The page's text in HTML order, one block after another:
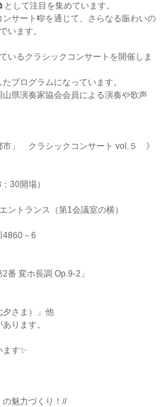
して注目を集めています。
サート🎼を通じて、さらなる賑わいの
います。
いるクラシックコンサートを開催しま
プログラムになっています。
県演奏家協会会員による演奏や歌声
」 クラシックコンサート vol.５ 》
開場）
トランス（第1会議室の横）
－6
番 変ホ長調 Op.9‐2」
さま）」他
ります。
す✨
魅力づくり！//